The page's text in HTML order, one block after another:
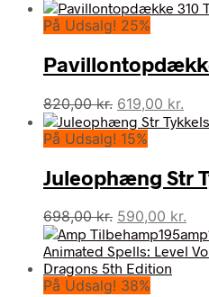
På Udsalg! 25%
820,00kr. Den
oprindelige
pris
820,00 kr..
619,00 kr.
På Udsalg! 15%
Juleophæng Str
698,00kr. Den
oprindelige
pris
var:
698,00 kr..
590,00 kr.
På Udsalg! 38%